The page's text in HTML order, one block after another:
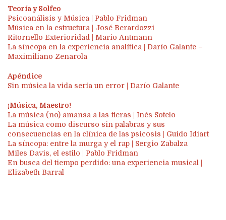
Teoría y Solfeo
Psicoanálisis y Música | Pablo Fridman
Música en la estructura | José Berardozzi
Ritornello Exterioridad | Mario Antmann
La síncopa en la experiencia analítica | Darío Galante –
Maximiliano Zenarola
Apéndice
Sin música la vida sería un error | Darío Galante
¡Música, Maestro!
La música (no) amansa a las fieras | Inés Sotelo
La música como discurso sin palabras y sus
consecuencias en la clínica de las psicosis | Guido Idiart
La síncopa: entre la murga y el rap | Sergio Zabalza
Miles Davis, el estilo | Pablo Fridman
En busca del tiempo perdido: una experiencia musical |
Elizabeth Barral